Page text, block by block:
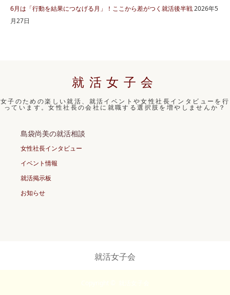
6月は「行動を結果につなげる月」！ここから差がつく就活後半戦2026年5
月27日
就活女子会
女子のための楽しい就活、就活イベントや女性社長インタビューを行
っています。女性社長の会社に就職する選択肢を増やしませんか？
島袋尚美の就活相談
女性社長インタビュー
イベント情報
就活掲示板
お知らせ
就活女子会